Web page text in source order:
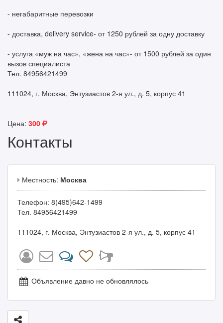
- негабаритные перевозки
- доставка, delivery service- от 1250 рублей за одну доставку
- услуга «муж на час», «жена на час»- от 1500 рублей за один
вызов специалиста
Тел. 84956421499
111024, г. Москва, Энтузиастов 2-я ул., д. 5, корпус 41
Цена: 300
Контакты
Местность: Москва
Телефон: 8(495)642-1499
Тел. 84956421499
111024, г. Москва, Энтузиастов 2-я ул., д. 5, корпус 41
Объявление давно не обновлялось